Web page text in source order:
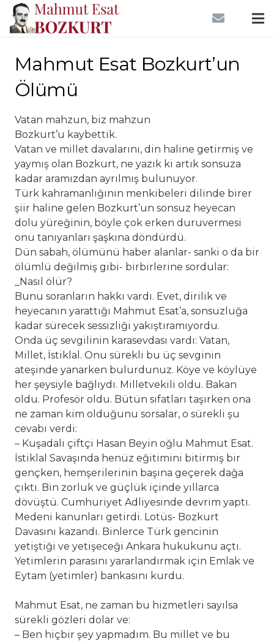
Mahmut Esat Bozkurt’un
Ölümü
Vatan mahzun, biz mahzun
Bozkurt’u kaybettik.
Vatan ve millet davalarını, din haline getirmiş ve
yaymış olan Bozkurt, ne yazık ki artık sonsuza
kadar aramızdan ayrılmış bulunuyor.
Türk kahramanlığının menkibeleri dilinde birer
şiir haline gelen Bozkurt’un sonsuz heyecan
dolu yüreğinin, böyle çok erken duruvermesi
onu tanıyanları şaşkına döndürdü.
Dün sabah, ölümünü haber alanlar- sanki o da bir
ölümlü değilmiş gibi- birbirlerine sordular:
_Nasıl ölür?
Bunu soranların hakkı vardı. Evet, dirilik ve
heyecanın yarattığı Mahmut Esat’a, sonsuzluğa
kadar sürecek sessizliği yakıştıramıyordu.
Onda üç sevgilinin karasevdası vardı: Vatan,
Millet, İstiklal. Onu sürekli bu üç sevginin
ateşinde yanarken bulurdunuz. Köye ve köylüye
her şeysiyle bağlıydı. Milletvekili oldu. Bakan
oldu. Profesör oldu. Bütün sıfatları taşırken ona
ne zaman kim olduğunu sorsalar, o sürekli şu
cevabı verdi:
– Kuşadalı çiftçi Hasan Beyin oğlu Mahmut Esat.
İstiklal Savaşında henüz eğitimini bitirmiş bir
gençken, hemşerilerinin başına geçerek dağa
çıktı. Bin zorluk ve güçlük içinde yıllarca
dövüştü. Cumhuriyet Adliyesinde devrim yaptı.
Medeni kanunları getirdi. Lotüs- Bozkurt
Davasını kazandı. Binlerce Türk gencinin
yetiştiği ve yetişeceği Ankara hukukunu açtı.
Yetimlerin parasını yararlandırmak için Emlak ve
Eytam (yetimler) bankasını kurdu.
Mahmut Esat, ne zaman bu hizmetleri sayılsa
sürekli gözleri dolar ve:
– Ben hiçbir şey yapmadım. Bu millet ve bu